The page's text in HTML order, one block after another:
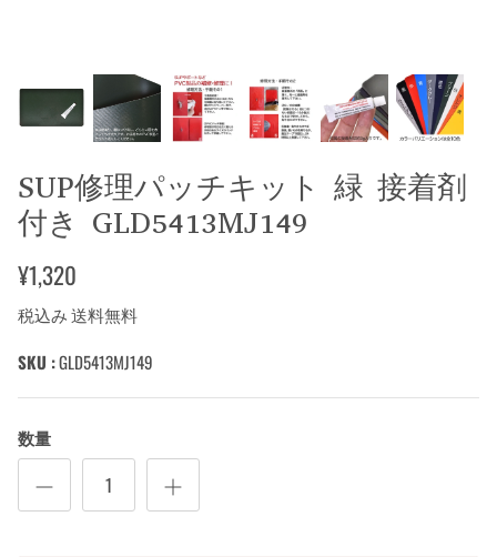
SUP修理パッチキット 緑 接着剤
付き GLD5413MJ149
¥1,320
税込み 送料無料
SKU :GLD5413MJ149
数量